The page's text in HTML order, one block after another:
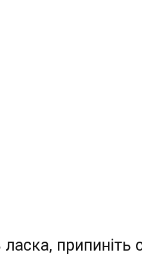
припиніть